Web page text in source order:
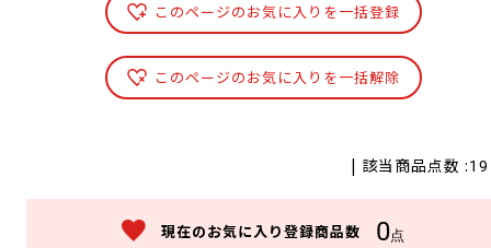
このページのお気に入りを一括登録
このページのお気に入りを一括解除
| 該当商品点数 :19
現在のお気に入り登録商品数 0点